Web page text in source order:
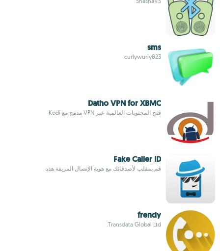
sms
curlywurly823
Datho VPN for XBMC
فتح المحتويات العالمية عبر VPN مدمج مع Kodi
Fake Caller ID
قم بمقلب لأصدقائك مع هوية الإتصال المزيفة هذه
frendy
Transdata Global Ltd.